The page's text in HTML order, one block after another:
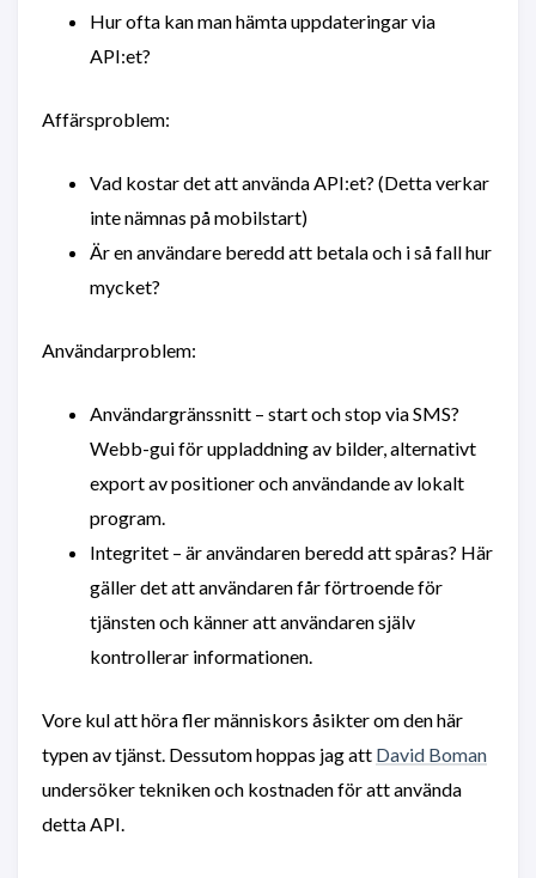
Hur ofta kan man hämta uppdateringar via
API:et?
Affärsproblem:
Vad kostar det att använda API:et? (Detta verkar
inte nämnas på mobilstart)
Är en användare beredd att betala och i så fall hur
mycket?
Användarproblem:
Användargränssnitt – start och stop via SMS?
Webb-gui för uppladdning av bilder, alternativt
export av positioner och användande av lokalt
program.
Integritet – är användaren beredd att spåras? Här
gäller det att användaren får förtroende för
tjänsten och känner att användaren själv
kontrollerar informationen.
Vore kul att höra fler människors åsikter om den här
typen av tjänst. Dessutom hoppas jag att David Boman
undersöker tekniken och kostnaden för att använda
detta API.